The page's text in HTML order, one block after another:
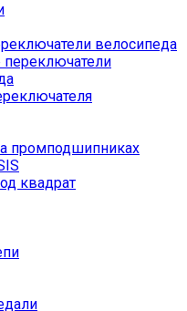
велосипеда
промподшипниках
квадрат